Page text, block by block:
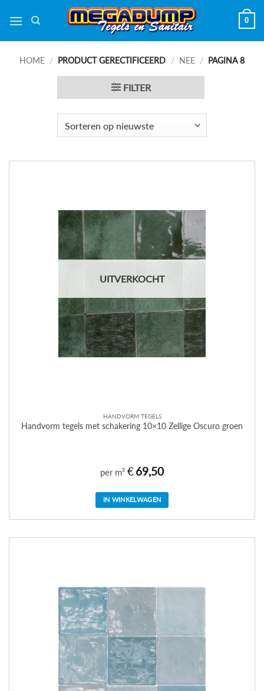
naar
0
HOME / PRODUCT GERECTIFICEERD / NEE / PAGINA 8
FILTER
UITVERKOCHT
HANDVORM TEGELS
Handvorm tegels met schakering 10×10 Zellige Oscuro groen
per m² €69,50
IN WINKELWAGEN